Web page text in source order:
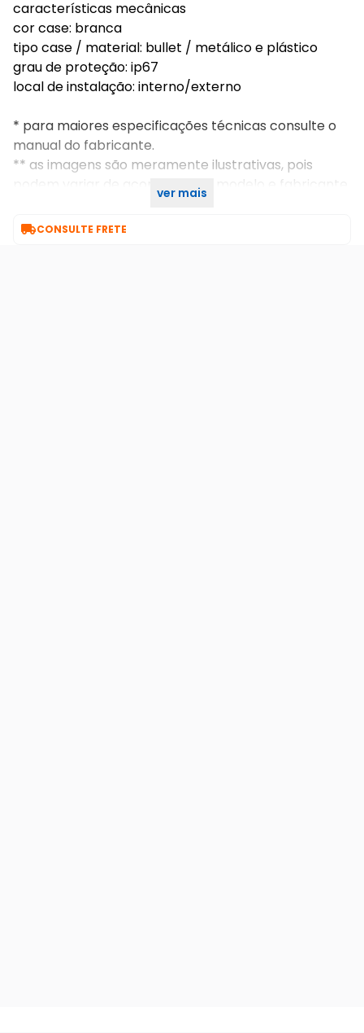
características mecânicas
cor case: branca
tipo case / material: bullet / metálico e plástico
grau de proteção: ip67
local de instalação: interno/externo
* para maiores especificações técnicas consulte o
manual do fabricante.
** as imagens são meramente ilustrativas, pois
podem variar de acordo com o modelo e fabricante.
ver mais
CONSULTE FRETE